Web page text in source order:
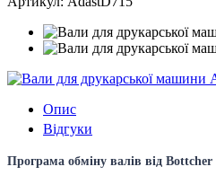
Опис
Відгуки
Програма обміну валів від Bottcher